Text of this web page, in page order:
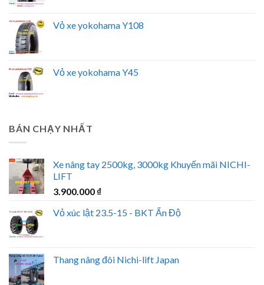
Vỏ xe yokohama Y108
Vỏ xe yokohama Y45
BÁN CHẠY NHẤT
Xe nâng tay 2500kg, 3000kg Khuyến mãi NICHI-
LIFT
3.900.000 ₫
Vỏ xúc lật 23.5-15 - BKT Ấn Độ
Thang nâng đôi Nichi-lift Japan